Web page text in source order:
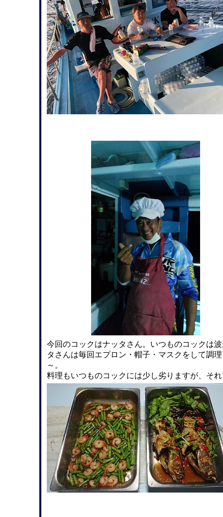
今回のコックはナッタさん。いつものコックは
タさんは毎回エプロン・帽子・マスクをして調
～。
料理もいつものコックには少し劣りますが、そ